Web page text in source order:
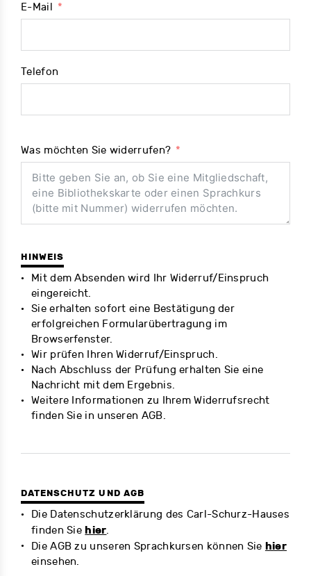
E-Mail
Telefon
Was möchten Sie widerrufen?
HINWEIS
Mit dem Absenden wird Ihr Widerruf/Einspruch
eingereicht.
Sie erhalten sofort eine Bestätigung der
erfolgreichen Formularübertragung im
Browserfenster.
Wir prüfen Ihren Widerruf/Einspruch.
Nach Abschluss der Prüfung erhalten Sie eine
Nachricht mit dem Ergebnis.
Weitere Informationen zu Ihrem Widerrufsrecht
finden Sie in unseren AGB.
DATENSCHUTZ UND AGB
Die Datenschutzerklärung des Carl-Schurz-Hauses
finden Sie hier.
Die AGB zu unseren Sprachkursen können Sie hier
einsehen.